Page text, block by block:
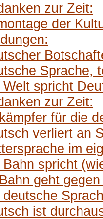
zur Zeit:
der
Sprache,
Welt spricht
zur Zeit:
für die
verliert an
im
Bahn spricht
Bahn geht
deutsche
ist